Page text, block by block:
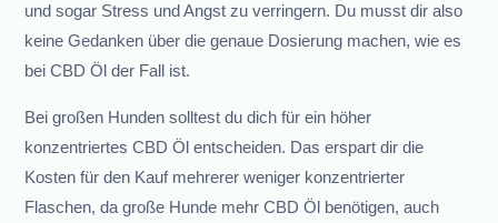
und sogar Stress und Angst zu verringern. Du musst dir also
keine Gedanken über die genaue Dosierung machen, wie es
bei CBD Öl der Fall ist.
Bei großen Hunden solltest du dich für ein höher
konzentriertes CBD Öl entscheiden. Das erspart dir die
Kosten für den Kauf mehrerer weniger konzentrierter
Flaschen, da große Hunde mehr CBD Öl benötigen, auch